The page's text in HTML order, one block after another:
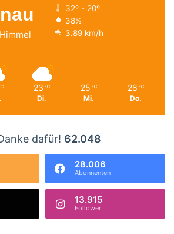
32º - 20º
38%
3.89 km/h
23 ℃
Di.
25 ℃
Mi.
28 ℃
Do.
dafür! 62.048
28.006
Abonnenten
13.915
Follower